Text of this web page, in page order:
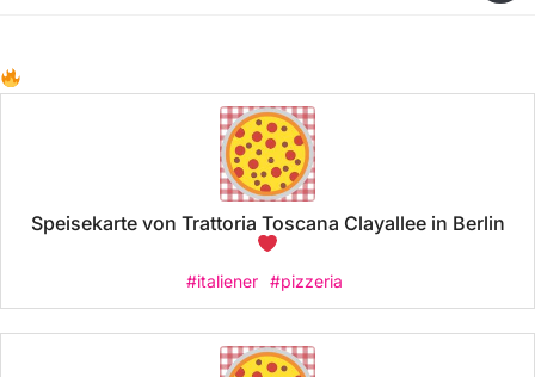
Speisekarte von Trattoria Toscana Clayallee in Berlin
#italiener #pizzeria